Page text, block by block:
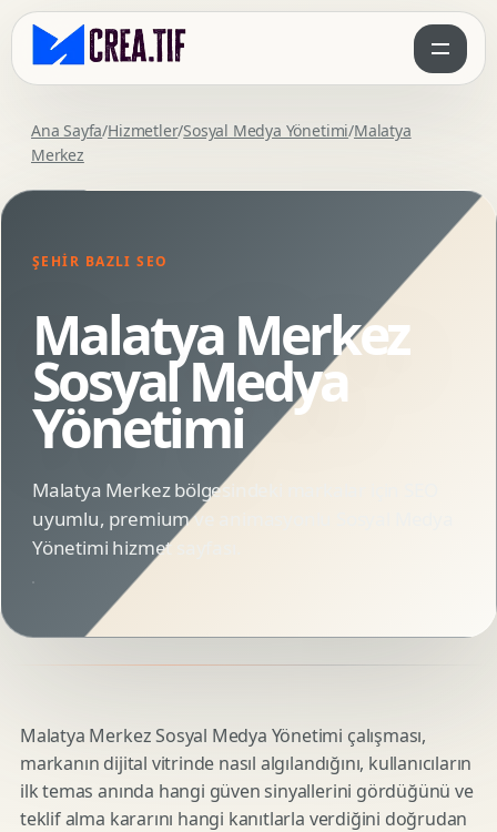
Ana Sayfa/Hizmetler/Sosyal Medya Yönetimi/Malatya
Merkez
ŞEHIR BAZLI SEO
Malatya Merkez
Sosyal Medya
Yönetimi
Malatya Merkez bölgesindeki markalar için SEO
uyumlu, premium ve animasyonlu Sosyal Medya
Yönetimi hizmet sayfası.
Malatya Merkez Sosyal Medya Yönetimi çalışması,
markanın dijital vitrinde nasıl algılandığını, kullanıcıların
ilk temas anında hangi güven sinyallerini gördüğünü ve
teklif alma kararını hangi kanıtlarla verdiğini doğrudan